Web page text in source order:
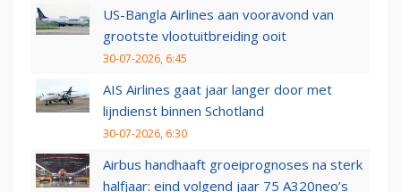
US-Bangla Airlines aan vooravond van
grootste vlootuitbreiding ooit
30-07-2026, 6:45
AIS Airlines gaat jaar langer door met
lijndienst binnen Schotland
30-07-2026, 6:30
Airbus handhaaft groeiprognoses na sterk
halfjaar: eind volgend jaar 75 A320neo’s